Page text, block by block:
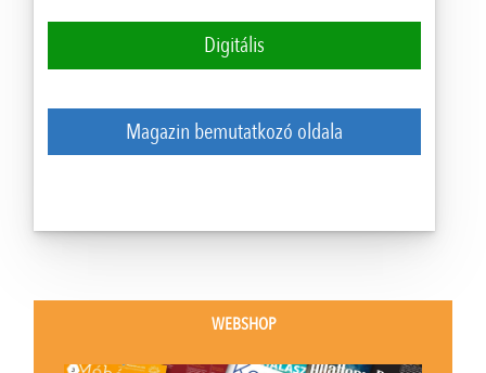
Digitális
Magazin bemutatkozó oldala
WEBSHOP